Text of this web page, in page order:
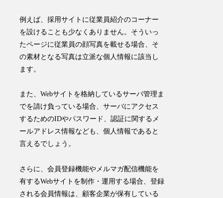
例えば、採用サイトに従業員紹介のコーナー
を設けることも少なくありません。そういっ
たページに従業員の顔写真を載せる場合、そ
の素材となる写真は立派な個人情報に該当し
ます。
また、Webサイトを格納しているサーバ管理ま
でを請け負っている場合、サーバにアクセス
するためのIDやパスワード、認証に関するメ
ールアドレス情報なども、個人情報であると
言えるでしょう。
さらに、会員登録機能やメルマガ配信機能を
有するWebサイトを制作・運用する場合、登録
される会員情報は、顧客企業が保有している